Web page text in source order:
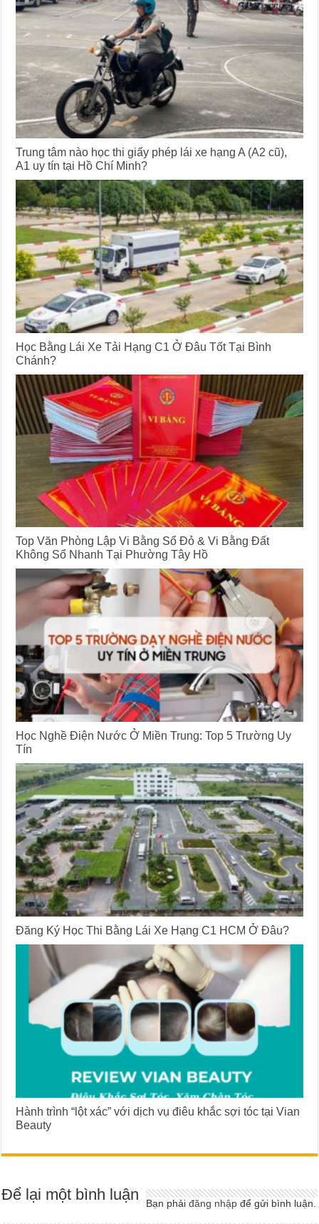
Trung tâm nào học thi giấy phép lái xe hạng A (A2 cũ),
A1 uy tín tại Hồ Chí Minh?
Học Bằng Lái Xe Tải Hạng C1 Ở Đâu Tốt Tại Bình
Chánh?
Top Văn Phòng Lập Vi Bằng Sổ Đỏ & Vi Bằng Đất
Không Sổ Nhanh Tại Phường Tây Hồ
Học Nghề Điện Nước Ở Miền Trung: Top 5 Trường Uy
Tín
Đăng Ký Học Thi Bằng Lái Xe Hạng C1 HCM Ở Đâu?
Hành trình “lột xác” với dịch vụ điêu khắc sợi tóc tại Vian
Beauty
Để lại một bình luận Bạn phảiđăng nhập để gửi bình luận.